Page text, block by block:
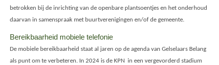
betrokken bij de inrichting van de openbare plantsoentjes en het onderhoud
daarvan in samenspraak met buurtverenigingen en/of de gemeente.
Bereikbaarheid mobiele telefonie
De mobiele bereikbaarheid staat al jaren op de agenda van Gelselaars Belang
als punt om te verbeteren. In 2024 is de KPN in een vergevorderd stadium